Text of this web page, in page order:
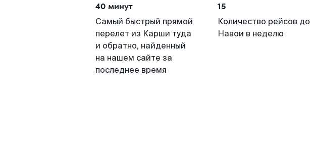
40 минут
Самый быстрый прямой
перелет из Карши туда
и обратно, найденный
на нашем сайте за
последнее время
15
Количество рейсов до
Навои в неделю